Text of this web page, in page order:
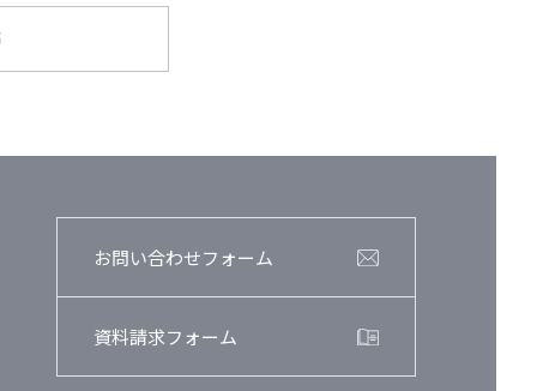
お問い合わせフォーム
資料請求フォーム